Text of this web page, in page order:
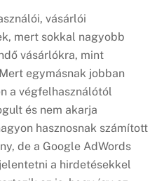
vásárlói
mert sokkal nagyobb
vásárlókra, mint
egymásnak jobban
a végfelhasználótól
és nem akarja
hasznosnak számított
de a Google AdWords
a hirdetésekkel